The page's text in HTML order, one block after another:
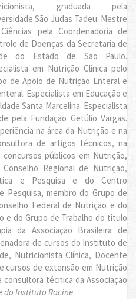
graduada pela
São Judas Tadeu. Mestre
pela Coordenadoria de
de Doenças da Secretaria de
do Estado de São Paulo.
em Nutrição Clínica pelo
de Apoio de Nutrição Enteral e
Especialista em Educação e
Santa Marcelina. Especialista
pela Fundação Getúlio Vargas.
na área da Nutrição e na
de artigos técnicos, na
públicos em Nutrição,
Regional de Nutrição,
e Pesquisa e do Centro
Pesquisa, membro do Grupo de
Federal de Nutrição e do
e do Grupo de Trabalho do título
da Associação Brasileira de
de cursos do Instituto de
Nutricionista Clínica, Docente
cursos de extensão em Nutrição
técnica da Associação
do Instituto Racine.